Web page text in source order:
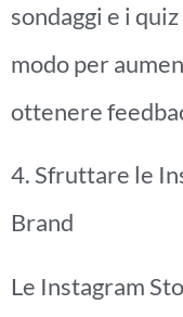
sondaggi e i
modo per
ottenere
4. Sfruttare le
Brand
Le Instagram